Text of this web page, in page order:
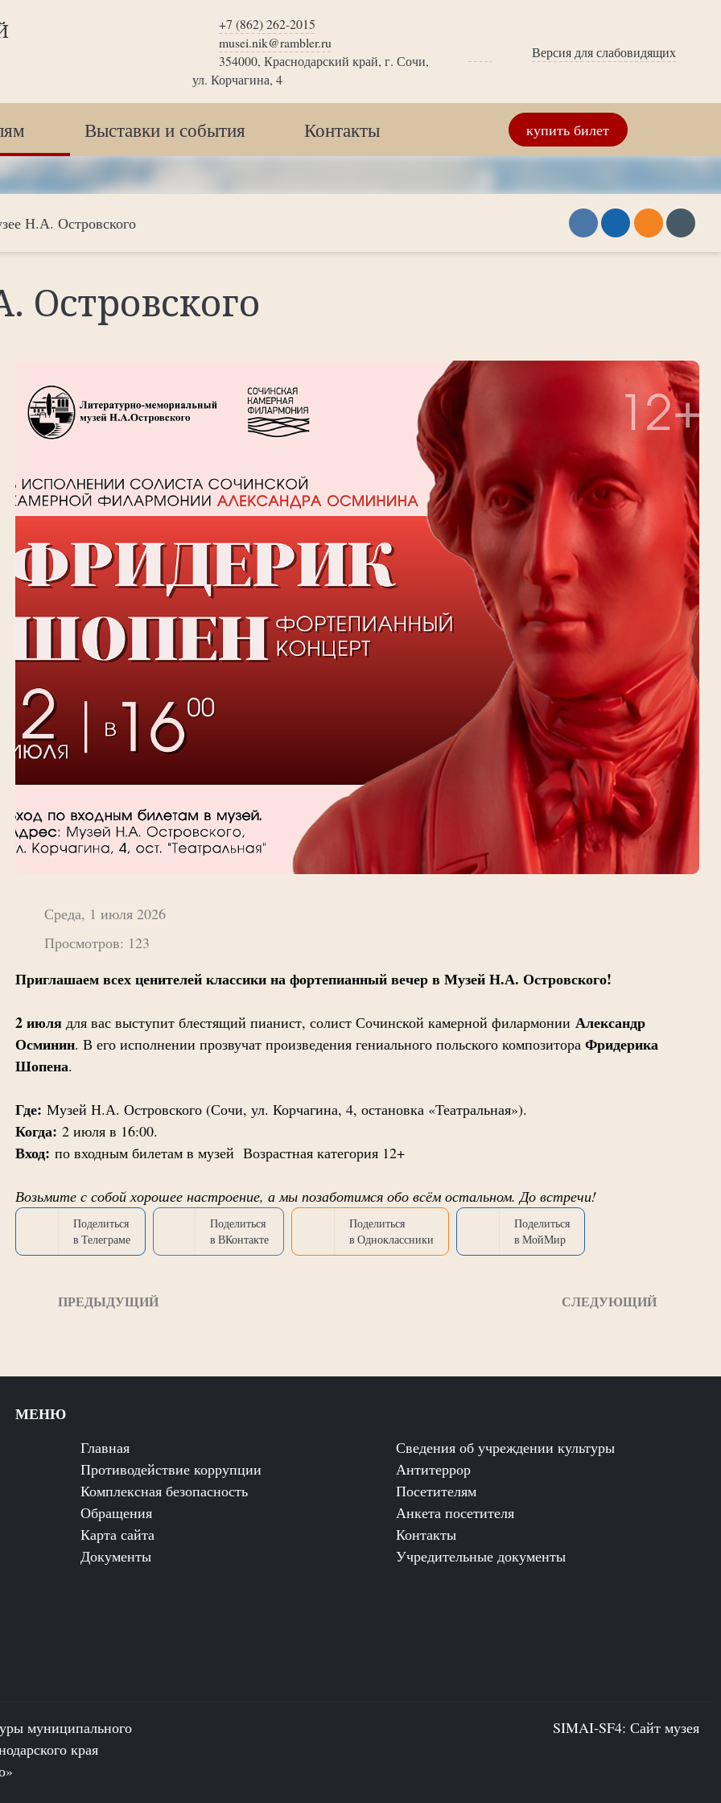
+7 (862) 262-2015
musei.nik@rambler.ru
354000, Краснодарский край, г. Сочи,
ул. Корчагина, 4
Версия для слабовидящих
Выставки и события Контакты купить билет
Н.А. Островского
Островского
Среда, 1 июля 2026
Просмотров: 123
Приглашаем всех ценителей классики на фортепианный вечер в Музей Н.А. Островского!
2 июля для вас выступит блестящий пианист, солист Сочинской камерной филармонии Александр
Осминин. В его исполнении прозвучат произведения гениального польского композитораФридерика
Шопена.
Где: Музей Н.А. Островского (Сочи, ул. Корчагина, 4, остановка «Театральная»).
Когда: 2 июля в 16:00.
Вход: по входным билетам в музей Возрастная категория 12+
Возьмите с собой хорошее настроение, а мы позаботимся обо всём остальном. До встречи!
Поделиться
в Телеграме
Поделиться
в ВКонтакте
Поделиться
в Одноклассники
Поделиться
в МойМир
ПРЕДЫДУЩИЙ СЛЕДУЮЩИЙ
МЕНЮ
Главная
Сведения об учреждении культуры
Противодействие коррупции
Антитеррор
Комплексная безопасность
Посетителям
Обращения
Анкета посетителя
Карта сайта
Контакты
Документы
Учредительные документы
муниципального
края
SIMAI-SF4: Сайт музея